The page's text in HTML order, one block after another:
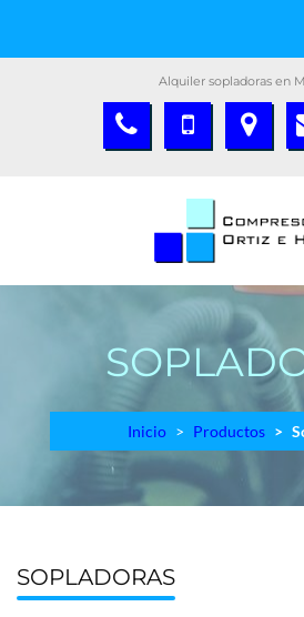
Alquiler sopladoras en
Inicio Productos
SOPLADORAS